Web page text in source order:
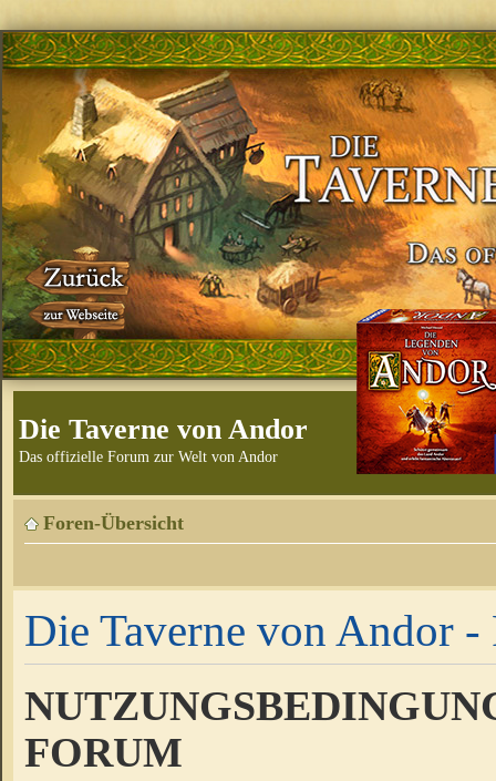
Die Taverne von Andor
Das offizielle Forum zur Welt von Andor
Foren-Übersicht
Die Taverne von Andor -
FORUM